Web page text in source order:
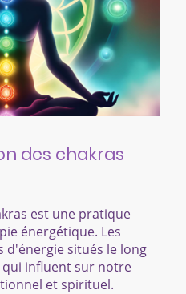
des chakras
est une pratique
énergétique. Les
d'énergie situés le long
influent sur notre
et spirituel.